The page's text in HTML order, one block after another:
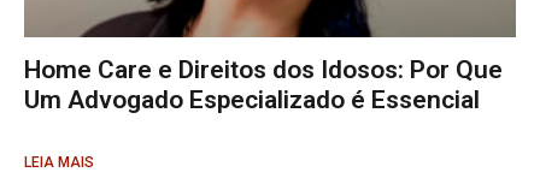
Home Care e Direitos dos Idosos: Por Que
Um Advogado Especializado é Essencial
LEIA MAIS